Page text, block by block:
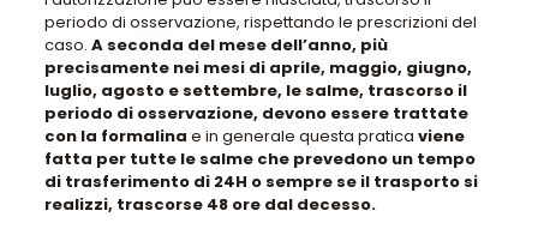
periodo di osservazione, rispettando le prescrizioni del
caso. A seconda del mese dell’anno, più
precisamente nei mesi di aprile, maggio, giugno,
luglio, agosto e settembre, le salme, trascorso il
periodo di osservazione, devono essere trattate
con la formalina e in generale questa pratica viene
fatta per tutte le salme che prevedono un tempo
di trasferimento di 24H o sempre se il trasporto si
realizzi, trascorse 48 ore dal decesso.